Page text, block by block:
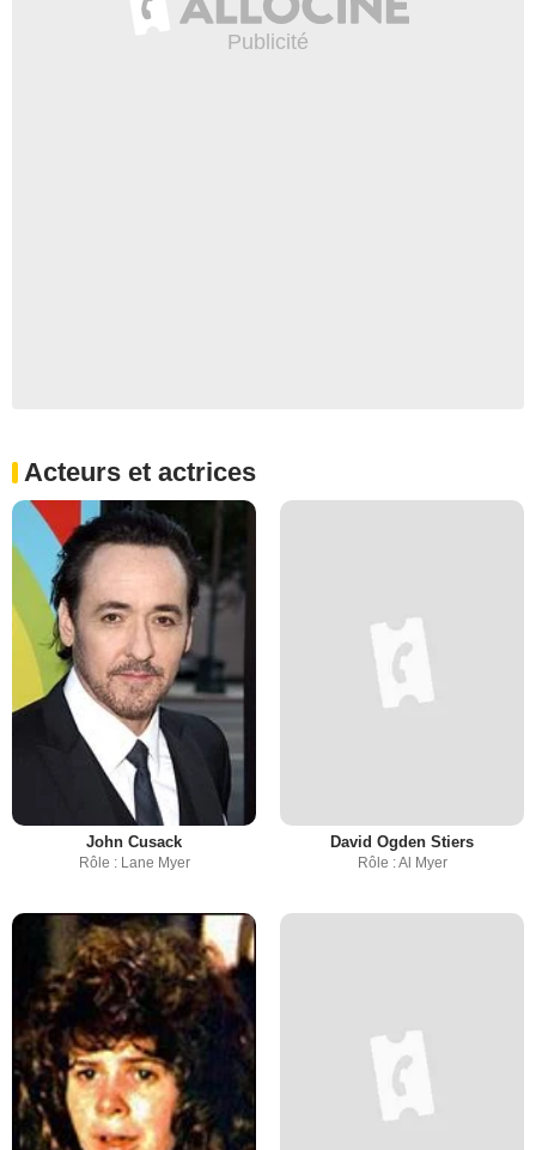
Acteurs et actrices
John Cusack
Rôle : Lane Myer
David Ogden Stiers
Rôle : Al Myer